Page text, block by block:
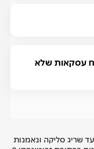
עסקאות שלא
שריג סליקה ונאמנות